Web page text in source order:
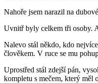
Nahoře jsem narazil na
Uvnitř byly celkem tři osoby.
Nalevo stál někdo, kdo
člověkem. V ruce se mu
Uprostřed stál zdejší pán,
kompletu s mečem, který měl